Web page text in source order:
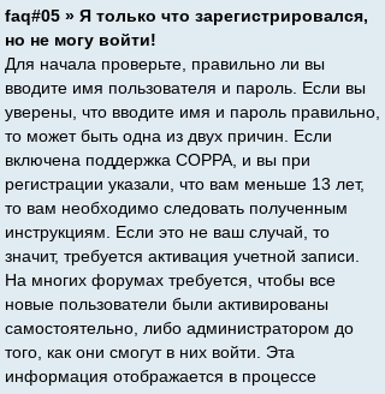
faq#05 » Я только что зарегистрировался,
но не могу войти!
Для начала проверьте, правильно ли вы
вводите имя пользователя и пароль. Если вы
уверены, что вводите имя и пароль правильно,
то может быть одна из двух причин. Если
включена поддержка COPPA, и вы при
регистрации указали, что вам меньше 13 лет,
то вам необходимо следовать полученным
инструкциям. Если это не ваш случай, то
значит, требуется активация учетной записи.
На многих форумах требуется, чтобы все
новые пользователи были активированы
самостоятельно, либо администратором до
того, как они смогут в них войти. Эта
информация отображается в процессе